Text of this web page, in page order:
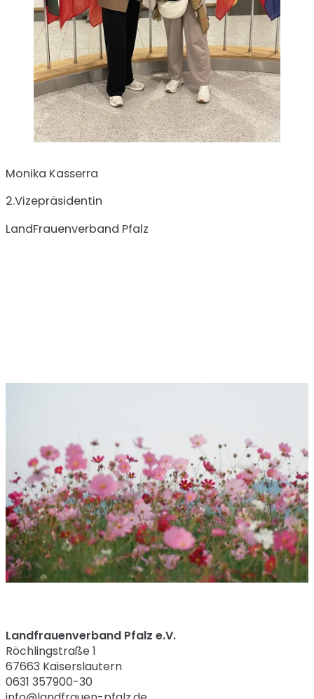
Monika Kasserra
2.Vizepräsidentin
LandFrauenverband Pfalz
Landfrauenverband Pfalz e.V.
Röchlingstraße 1
67663 Kaiserslautern
0631 357900-30